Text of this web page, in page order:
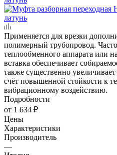
Применяется для врезки
полимерный трубопровод.
теплообменного аппарата или
вставка обеспечивает
также существенно увеличивает
счёт повышенной стойкости к
вибрационному воздействию.
Подробности
от 1 634 ₽
Цены
Характеристики
Производитель
—